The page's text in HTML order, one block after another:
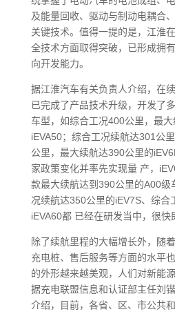
及能量回收、驱动与制动电耦合
关键技术。值得一提的是，江淮
全技术方面取得突破，已形成拥
向开发能力。
据江淮汽车有关负责人介绍，在
已完成了产品技术升级，开发了
车型，如综合工况400公里，最
iEVA50；综合工况续航达301公
公里，最大续航达390公里的
家政策变化并率先实现量 产，
款最大续航达到390公里的A00级
况续航达350公里的iEV7S、综合
iEVA60都 已经在研发当中，很快
除了续航里程的大幅增长外，随
充电桩、售后服务等方面的水平
的外形越来越美观，人们对新能
据充电联盟信息和认证部主任刘
介绍，目前，各省、区、市公共